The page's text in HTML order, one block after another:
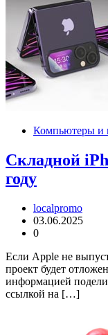
Компьютеры и
Складной
году
localpromo
03.06.2025
0
Если Apple не
проект будет
информацией
ссылкой на […]